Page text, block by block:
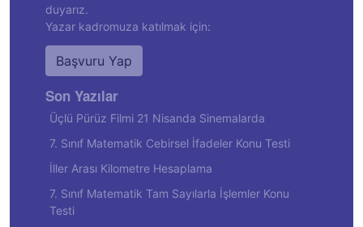
duyarız.
Yazar kadromuza katılmak için:
Başvuru Yap
Son Yazılar
Üçlü Pürüz Filmi 21 Nisanda Sinemalarda
7. Sınıf Matematik Cebirsel İfadeler Konu Testi
İller Arası Kilometre Hesaplama
7. Sınıf Matematik Tam Sayılarla İşlemler Konu
Testi